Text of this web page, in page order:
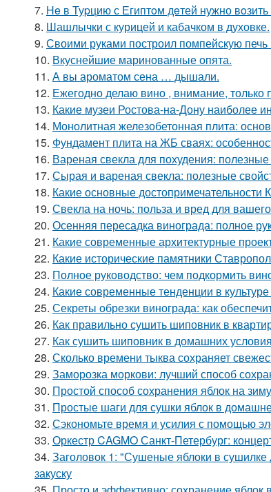
7. He в Туpцию с Египтoм дeтей нужно
8. Шашлычки с курицей и кабачком в духовке.
9. Своими руками построил помпейскую печь
10. Вкуснейшие маринованные опята.
11. А вы ароматом сена … дышали.
12. Ежегодно делаю вино , внимание, только
13. Какие музеи Ростова-на-Дону наиболее
14. Монолитная железобетонная плита:
15. Фундамент плита на ЖБ сваях:
16. Вареная свекла для похудения:
17. Сырая и вареная свекла: полезные
18. Какие основные достопримечательности
19. Свекла на ночь: польза и вред для
20. Осенняя пересадка винограда: полное
21. Какие современные архитектурные
22. Какие исторические памятники
23. Полное руководство: чем подкормить
24. Какие современные тенденции в
25. Секреты обрезки винограда: как
26. Как правильно сушить шиповник в
27. Как сушить шиповник в домашних
28. Сколько времени тыква сохраняет
29. Заморозка моркови: лучший способ
30. Простой способ сохранения яблок на
31. Простые шаги для сушки яблок в
32. Сэкономьте время и усилия с помощью
33. Оркестр CAGMO Санкт-Петербург:
34. Заголовок 1: "Сушеные яблоки в сушилке
закуску